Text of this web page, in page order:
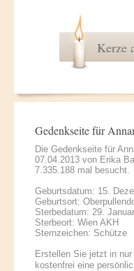
Kerze
Gedenkseite für
Die Gedenkseite für
07.04.2013 von Erika
7.335.188 mal besucht.
Geburtsdatum: 15.
Geburtsort:
Sterbedatum: 29.
Sterbeort: Wien AKH
Sternzeichen: Schütze
Erstellen Sie jetzt in
kostenfrei eine